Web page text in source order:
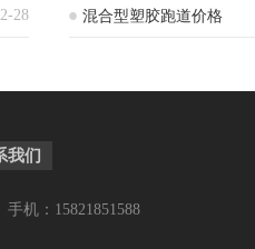
28 混合型塑胶跑道价格
我们
手机：15821851588